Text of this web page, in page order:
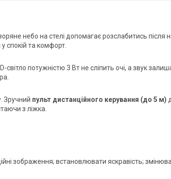
небо на стелі допомагає розслабитись після
спокій та комфорт.
світло потужністю 3 Вт не сліпить очі, а звук
Зручний пульт дистанційного керування (до 5 м)
з ліжка.
зображення; встановлювати яскравість;